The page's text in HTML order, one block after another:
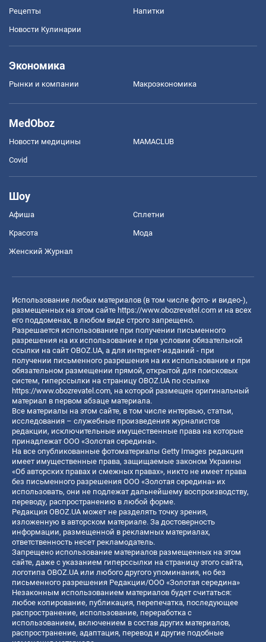
Рецепты Напитки
Новости Кулинарии
Экономика
Рынки и компании Mакроэкономика
MedOboz
Новости медицины MAMACLUB
Covid
Шоу
Афиша Сплетни
Красота Мода
Женский Журнал
Использование любых материалов (в том числе фото- и видео-),
размещенных на этом сайте https://www.obozrevatel.com и на всех
его поддоменах, в любом виде строго запрещено.
Разрешается использование при получении письменного
разрешения на их использование и при условии обязательной
ссылки на сайт OBOZ.UA, а для интернет-изданий - при
получении письменного разрешения на их использование и при
обязательном размещении прямой, открытой для поисковых
систем, гиперссылки на страницу OBOZ.UA по ссылке
https://www.obozrevatel.com, на которой размещен оригинальный
материал в первом абзаце материала.
Все материалы на этом сайте, в том числе интервью, статьи,
исследования – служебные произведения журналистов
редакции, исключительные имущественные права на которые
принадлежат ООО «Золотая середина».
На все опубликованные фотоматериалы Getty Images редакция
имеет имущественные права, защищаемые законом Украины
«Об авторских правах и смежных правах», никто не имеет права
без письменного разрешения ООО «Золотая середина» их
использовать, они не подлежат дальнейшему воспроизводству,
переводу, распространению в любой форме.
Редакция OBOZ.UA может не разделять точку зрения,
изложенную в авторском материале. За достоверность
информации, размещенной в рекламных материалах,
ответственность несет рекламодатель.
Запрещено использование материалов размещенных на этом
сайте, даже с указанием гиперссылки на страницу этого сайта,
логотипа OBOZ.UA или любого другого упоминания, но без
письменного разрешения Редакции/ООО «Золотая середина»
Незаконным использованием материалов будет считаться:
любое копирование, публикация, перепечатка, последующее
распространение, использование, переработка с
использованием, включением в состав других материалов,
распространение, адаптация, перевод и другие подобные